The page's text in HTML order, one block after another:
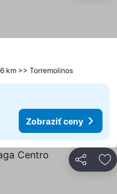
km >> Torremolinos
Zobraziť ceny
Zdieľať